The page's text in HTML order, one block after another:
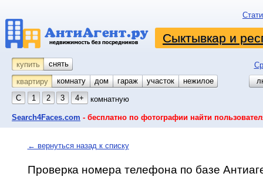
Сыктывкар и
купить снять
квартиру
комнату койко-место
дом гараж участок
нежилое
С
1 2 3 4+ комнатную
Search4Faces.com - бесплатно по фотографии найти
← вернуться назад к списку
Проверка номера телефона по базе